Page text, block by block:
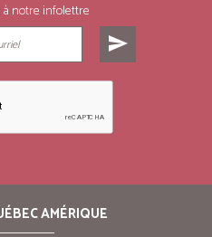
à notre infolettre
send
AMÉRIQUE